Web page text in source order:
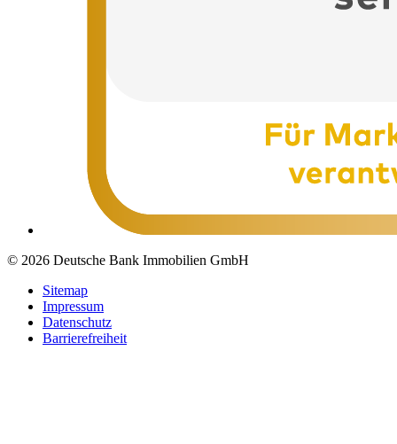
© 2026 Deutsche Bank Immobilien GmbH
Sitemap
Impressum
Datenschutz
Barrierefreiheit